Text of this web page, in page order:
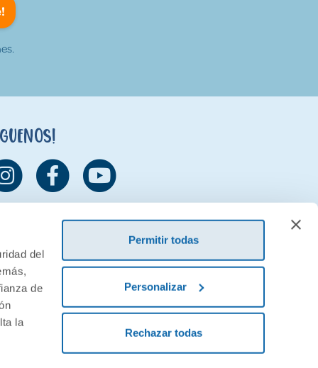
del
de
la
Permitir todas
Personalizar
Rechazar todas